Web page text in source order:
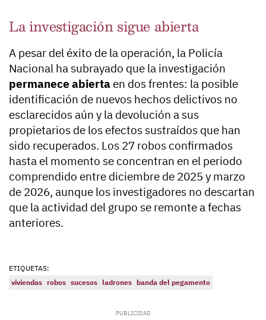
La investigación sigue abierta
A pesar del éxito de la operación, la Policía
Nacional ha subrayado que la investigación
permanece abierta en dos frentes: la posible
identificación de nuevos hechos delictivos no
esclarecidos aún y la devolución a sus
propietarios de los efectos sustraídos que han
sido recuperados. Los 27 robos confirmados
hasta el momento se concentran en el periodo
comprendido entre diciembre de 2025 y marzo
de 2026, aunque los investigadores no descartan
que la actividad del grupo se remonte a fechas
anteriores.
ETIQUETAS:
viviendas robos sucesos ladrones banda del pegamento